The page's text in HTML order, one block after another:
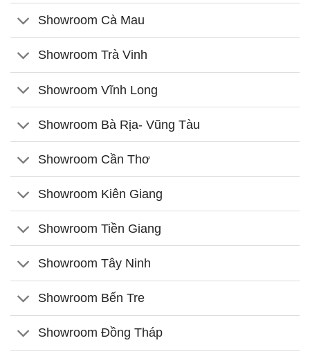
Showroom Cà Mau
Showroom Trà Vinh
Showroom Vĩnh Long
Showroom Bà Rịa- Vũng Tàu
Showroom Cần Thơ
Showroom Kiên Giang
Showroom Tiền Giang
Showroom Tây Ninh
Showroom Bến Tre
Showroom Đồng Tháp